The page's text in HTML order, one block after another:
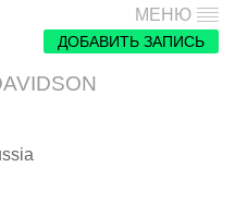
МЕНЮ
ДОБАВИТЬ ЗАПИСЬ